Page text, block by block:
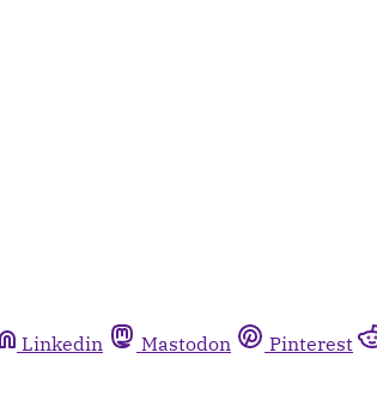
Linkedin Mastodon Pinterest